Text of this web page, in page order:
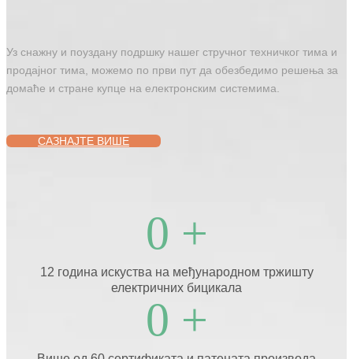
Уз снажну и поуздану подршку нашег стручног техничког тима и
продајног тима, можемо по први пут да обезбедимо решења за
домаће и стране купце на електронским системима.
САЗНАЈТЕ ВИШЕ
0 +
12 година искуства на међународном тржишту
електричних бицикала
0 +